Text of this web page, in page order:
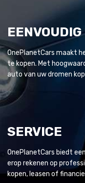
EENVOUDIG
OnePlanetCars maakt
te kopen. Met
auto van uw dromen
SERVICE
OnePlanetCars biedt
erop rekenen op
kopen, leasen of